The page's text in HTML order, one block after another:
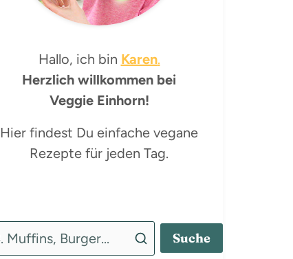
Hallo, ich bin Karen.
Herzlich willkommen bei
Veggie Einhorn!
Hier findest Du einfache vegane
Rezepte für jeden Tag.
Suche